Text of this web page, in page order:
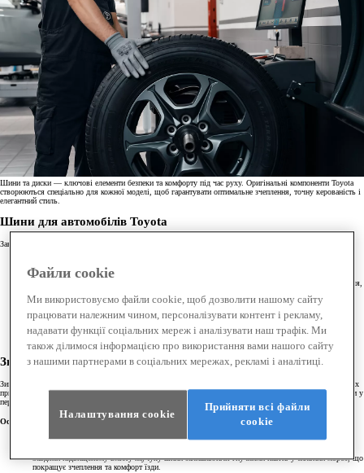
Шини та диски — ключові елементи безпеки та комфорту під час руху. Оригінальні компоненти Toyota
створюються спеціально для кожної моделі, щоб гарантувати оптимальне зчеплення, точну керованість і
елегантний стиль.
Шини для автомобілів Toyota
Завдяки сервісу Toyota ви отримуєте наступні переваги:
Зимові та літні шини підбираються з урахуванням технічних характеристик вашого автомобіля,
Експертне встановлення
Ваші шини встановлюють висококваліфіковані технічні спеціалісти Toyota, які пройшли
навчання за стандартами заводу-виробника.
Зимові шини
Зимові шини забезпечують високий рівень зчеплення та стабільності на засніжених і зледенілих дорогах
при середньодобових температурах нижче 7°C. В Україні використання зимових шин є рекомендованим у
період з 1 листопада по 31 березня.
Особливості зимових шин:
Еластичність при низьких температурах
Завдяки підвищеному вмісту каучуку шини залишаються гнучкими навіть у сильний мороз, що
покращує зчеплення та комфорт їзди.
Файли cookie
Ми використовуємо файли cookie, щоб дозволити нашому сайту
працювати належним чином, персоналізувати контент і рекламу,
надавати функції соціальних мереж і аналізувати наш трафік. Ми
також ділимося інформацією про використання вами нашого сайту
з нашими партнерами в соціальних мережах, рекламі і аналітиці.
Налаштування cookie
Прийняти всі файли
сookie